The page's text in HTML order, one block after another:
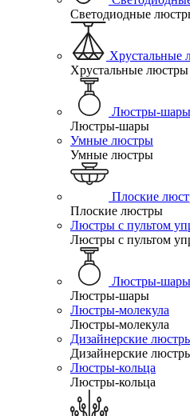
Светодиодные
Хрустальные
Хрустальные люстры
Люстры-шары
Люстры-шары
Умные люстры
Умные люстры
Плоские
Плоские люстры
Люстры с пультом
Люстры с пультом
Люстры-шары
Люстры-шары
Люстры-молекула
Люстры-молекула
Дизайнерские
Дизайнерские
Люстры-кольца
Люстры-кольца